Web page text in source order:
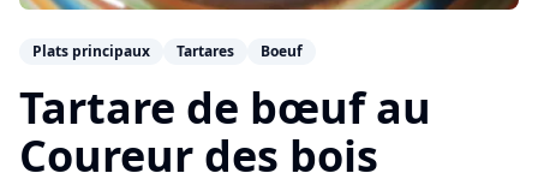
Plats principaux Tartares Boeuf
Tartare de bœuf au
Coureur des bois